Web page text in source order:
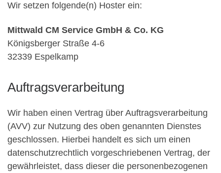
Wir setzen folgende(n) Hoster ein:
Mittwald CM Service GmbH & Co. KG
Königsberger Straße 4-6
32339 Espelkamp
Auftragsverarbeitung
Wir haben einen Vertrag über Auftragsverarbeitung
(AVV) zur Nutzung des oben genannten Dienstes
geschlossen. Hierbei handelt es sich um einen
datenschutzrechtlich vorgeschriebenen Vertrag, der
gewährleistet, dass dieser die personenbezogenen